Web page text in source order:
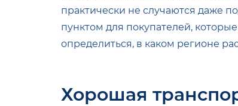
практически не случаются даже
пунктом для покупателей,
определиться, в каком регионе
Хорошая